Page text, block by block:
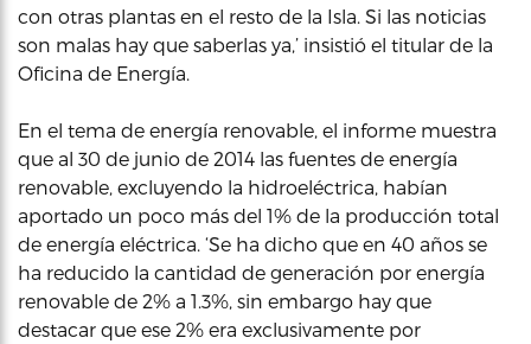
con otras plantas en el resto de la Isla. Si las noticias
son malas hay que saberlas ya,’ insistió el titular de la
Oficina de Energía.
En el tema de energía renovable, el informe muestra
que al 30 de junio de 2014 las fuentes de energía
renovable, excluyendo la hidroeléctrica, habían
aportado un poco más del 1% de la producción total
de energía eléctrica. ‘Se ha dicho que en 40 años se
ha reducido la cantidad de generación por energía
renovable de 2% a 1.3%, sin embargo hay que
destacar que ese 2% era exclusivamente por